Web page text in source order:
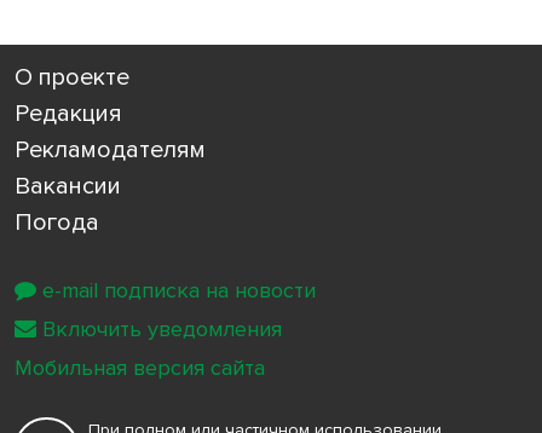
О проекте
Редакция
Рекламодателям
Вакансии
Погода
e-mail подписка на новости
Включить уведомления
Мобильная версия сайта